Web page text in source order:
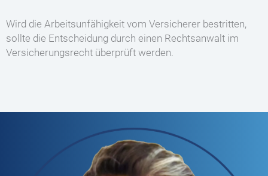
Wird die Arbeitsunfähigkeit vom Versicherer bestritten,
sollte die Entscheidung durch einen Rechtsanwalt im
Versicherungsrecht überprüft werden.